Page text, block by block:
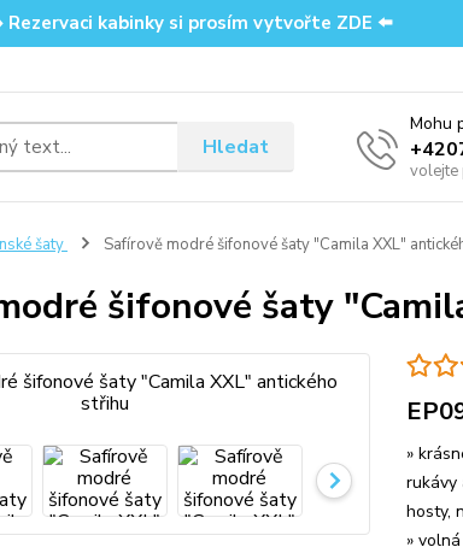
kabinky si prosím vytvořte ZDE ⬅️
Hledat
Mohu
volejte
šaty Safírově modré šifonové šaty "Camila XXL"
šifonové šaty
»
rukávy
hosty,
»